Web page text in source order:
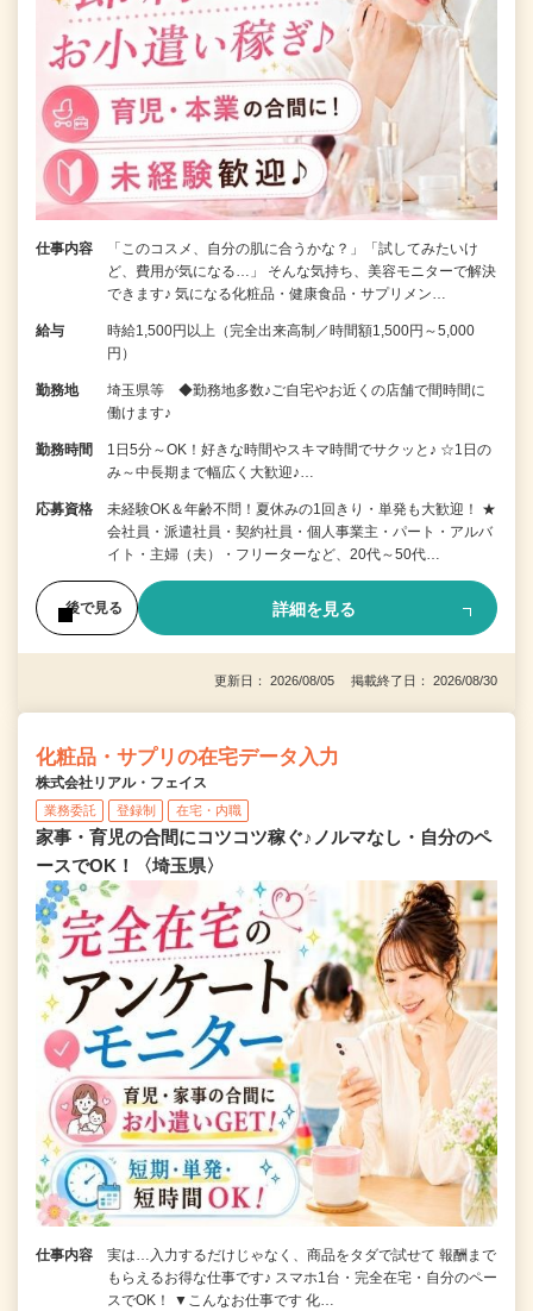
仕事内容
「このコスメ、自分の肌に合うかな？」「試してみたいけ
ど、費用が気になる…」 そんな気持ち、美容モニターで解決
できます♪ 気になる化粧品・健康食品・サプリメン…
給与
時給1,500円以上（完全出来高制／時間額1,500円～5,000
円）
勤務地
埼玉県等 ◆勤務地多数♪ご自宅やお近くの店舗で間時間に
働けます♪
勤務時間
1日5分～OK！好きな時間やスキマ時間でサクッと♪ ☆1日の
み～中長期まで幅広く大歓迎♪…
応募資格
未経験OK＆年齢不問！夏休みの1回きり・単発も大歓迎！ ★
会社員・派遣社員・契約社員・個人事業主・パート・アルバ
イト・主婦（夫）・フリーターなど、20代～50代…
後で見る 詳細を見る
更新日： 2026/08/05 掲載終了日： 2026/08/30
化粧品・サプリの在宅データ入力
株式会社リアル・フェイス
業務委託 登録制 在宅・内職
家事・育児の合間にコツコツ稼ぐ♪ノルマなし・自分のペ
ースでOK！〈埼玉県〉
仕事内容
実は…入力するだけじゃなく、商品をタダで試せて 報酬まで
もらえるお得な仕事です♪ スマホ1台・完全在宅・自分のペー
スでOK！ ▼こんなお仕事です 化…